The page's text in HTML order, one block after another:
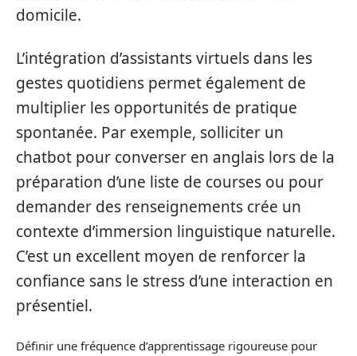
domicile.
L’intégration d’assistants virtuels dans les
gestes quotidiens permet également de
multiplier les opportunités de pratique
spontanée. Par exemple, solliciter un
chatbot pour converser en anglais lors de la
préparation d’une liste de courses ou pour
demander des renseignements crée un
contexte d’immersion linguistique naturelle.
C’est un excellent moyen de renforcer la
confiance sans le stress d’une interaction en
présentiel.
Définir une fréquence d’apprentissage rigoureuse pour